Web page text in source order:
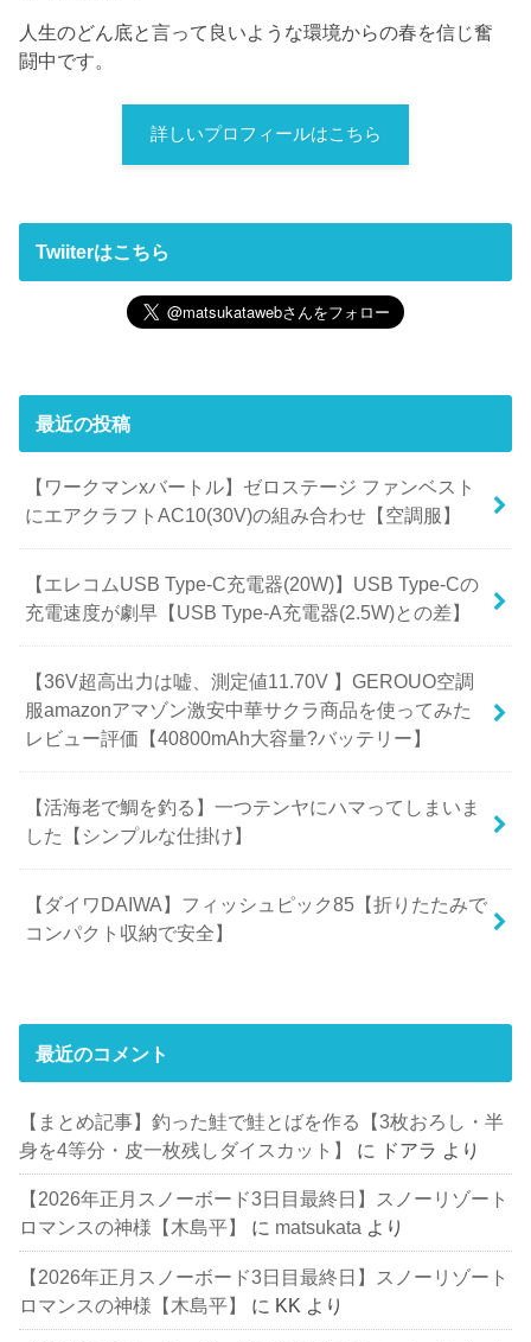
人生のどん底と言って良いような環境からの春を信じ奮
闘中です。
詳しいプロフィールはこちら
Twiiterはこちら
最近の投稿
【ワークマンxバートル】ゼロステージ ファンベスト
にエアクラフトAC10(30V)の組み合わせ【空調服】
【エレコムUSB Type-C充電器(20W)】USB Type-Cの
充電速度が劇早【USB Type-A充電器(2.5W)との差】
【36V超高出力は嘘、測定値11.70V 】GEROUO空調
服amazonアマゾン激安中華サクラ商品を使ってみた
レビュー評価【40800mAh大容量?バッテリー】
【活海老で鯛を釣る】一つテンヤにハマってしまいま
した【シンプルな仕掛け】
【ダイワDAIWA】フィッシュピック85【折りたたみで
コンパクト収納で安全】
最近のコメント
【まとめ記事】釣った鮭で鮭とばを作る【3枚おろし・半
身を4等分・皮一枚残しダイスカット】
に ドアラ より
【2026年正月スノーボード3日目最終日】スノーリゾート
ロマンスの神様【木島平】
に matsukata より
【2026年正月スノーボード3日目最終日】スノーリゾート
ロマンスの神様【木島平】
に KK より